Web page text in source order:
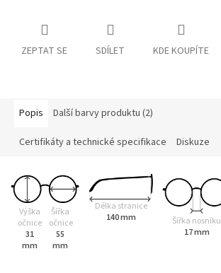
ZEPTAT SE SDÍLET KDE KOUPÍTE
Popis Další barvy produktu (2)
Certifikáty a technické specifikace Diskuze
Výška
očnice
31
mm
Šířka
očnice
55
mm
Délka stranice
140 mm
Šířka nosníku
17 mm